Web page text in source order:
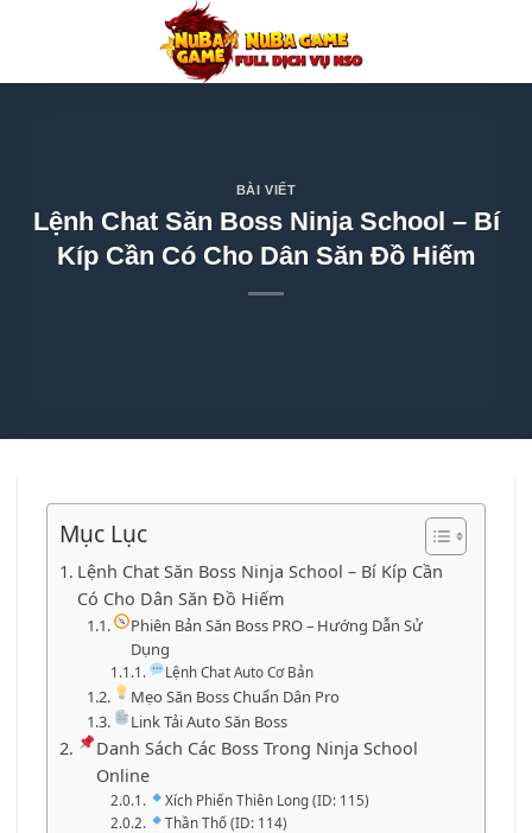
nội
BÀI VIẾT
Lệnh Chat Săn Boss Ninja School – Bí
Kíp Cần Có Cho Dân Săn Đồ Hiếm
Mục Lục
Lệnh Chat Săn Boss Ninja School – Bí Kíp Cần
Có Cho Dân Săn Đồ Hiếm
Phiên Bản Săn Boss PRO – Hướng Dẫn Sử
Dụng
Lệnh Chat Auto Cơ Bản
Mẹo Săn Boss Chuẩn Dân Pro
Link Tải Auto Săn Boss
Danh Sách Các Boss Trong Ninja School
Online
Xích Phiến Thiên Long (ID: 115)
Thần Thố (ID: 114)